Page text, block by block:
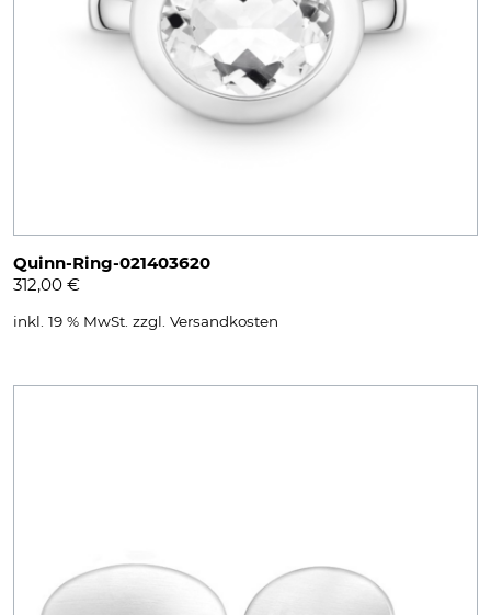
Quinn-Ring-021403620
312,00 €
inkl. 19 % MwSt. zzgl. Versandkosten